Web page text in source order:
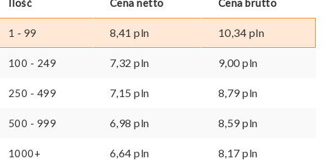
1 - 99 8,41pln 10,34 pln
100 - 249 7,32pln 9,00pln
250 - 499 7,15pln 8,79pln
500 - 999 6,98pln 8,59pln
1000+ 6,64pln 8,17pln